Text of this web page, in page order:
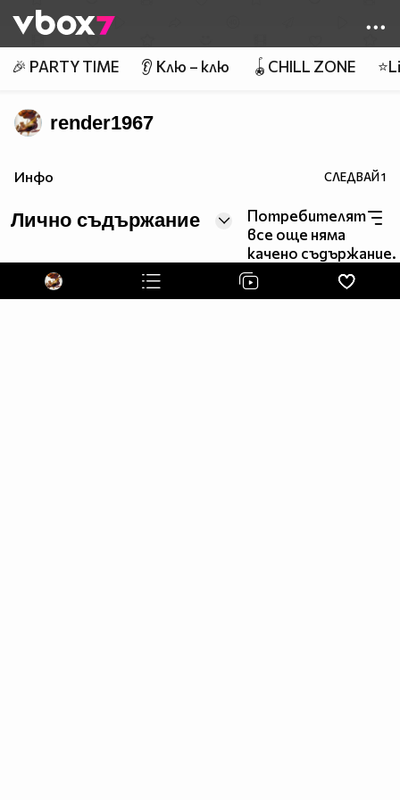
👾
🎉 PARTY TIME 👂 Клю – клю 🪀CHILL ZONE
render1967
www.piratpartiet.se/
************************************************************************
Cogito Ergo Sum
Инфо СЛЕДВАЙ1
Лично съдържание
Потребителят
все още няма
качено съдържание.